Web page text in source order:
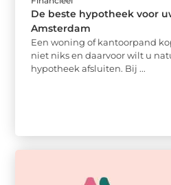
De beste hypotheek voor
Amsterdam
Een woning of kantoorpand
niet niks en daarvoor wilt u
hypotheek afsluiten. Bij ...